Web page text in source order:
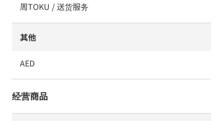
周TOKU / 送货服务
其他
AED
经营商品